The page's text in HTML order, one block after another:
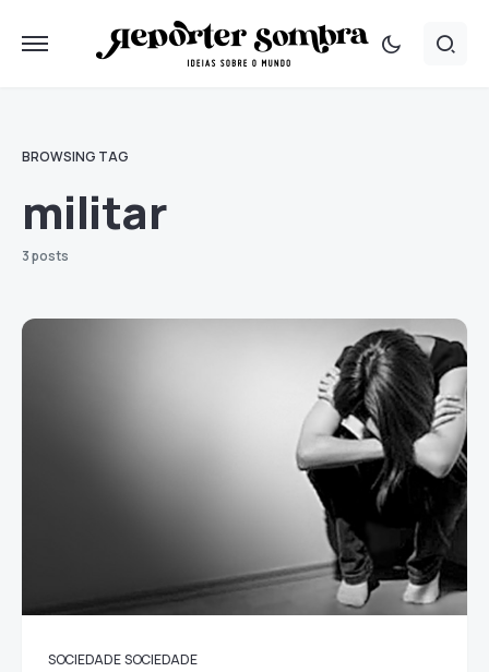
BROWSING TAG
militar
3 posts
SOCIEDADE SOCIEDADE